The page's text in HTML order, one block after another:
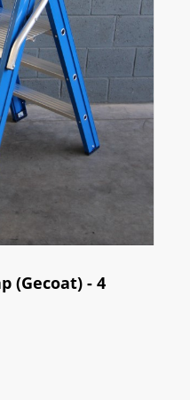
(Gecoat) - 4